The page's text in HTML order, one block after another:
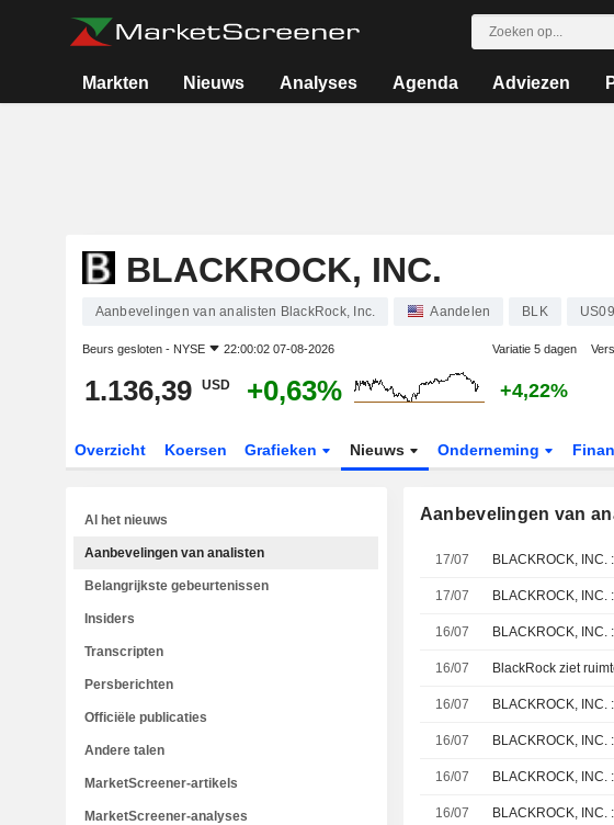
Markten Nieuws Analyses Agenda Adviezen
BLACKROCK, INC.
Aanbevelingen van analisten BlackRock, Inc. Aandelen BLK
Beurs gesloten - NYSE 22:00:02 07-08-2026 Variatie 5 dagen
1.136,39 USD +0,63% +4,22%
Overzicht Koersen Grafieken Nieuws Onderneming
Aanbevelingen van
17/07 BLACKROCK,
17/07 BLACKROCK,
16/07 BLACKROCK,
16/07
16/07 BLACKROCK, INC.
16/07 BLACKROCK,
16/07 BLACKROCK,
16/07 BLACKROCK,
Al het nieuws
Aanbevelingen van analisten
Belangrijkste gebeurtenissen
Insiders
Transcripten
Persberichten
Officiële publicaties
Andere talen
MarketScreener-artikels
MarketScreener-analyses